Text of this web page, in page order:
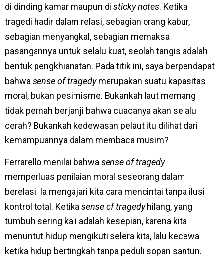
di dinding kamar maupun di sticky notes. Ketika
tragedi hadir dalam relasi, sebagian orang kabur,
sebagian menyangkal, sebagian memaksa
pasangannya untuk selalu kuat, seolah tangis adalah
bentuk pengkhianatan. Pada titik ini, saya berpendapat
bahwa sense of tragedymerupakan suatu kapasitas
moral, bukan pesimisme. Bukankah laut memang
tidak pernah berjanji bahwa cuacanya akan selalu
cerah? Bukankah kedewasan pelaut itu dilihat dari
kemampuannya dalam membaca musim?
Ferrarello menilai bahwa sense of tragedy
memperluas penilaian moral seseorang dalam
berelasi. Ia mengajari kita cara mencintai tanpa ilusi
kontrol total. Ketika sense of tragedyhilang, yang
tumbuh sering kali adalah kesepian, karena kita
menuntut hidup mengikuti selera kita, lalu kecewa
ketika hidup bertingkah tanpa peduli sopan santun.